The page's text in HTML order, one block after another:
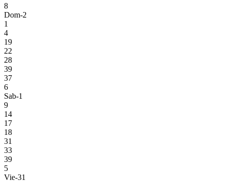
8
Dom-2
1
4
19
22
28
39
37
6
Sab-1
9
14
17
18
31
33
39
5
Vie-31